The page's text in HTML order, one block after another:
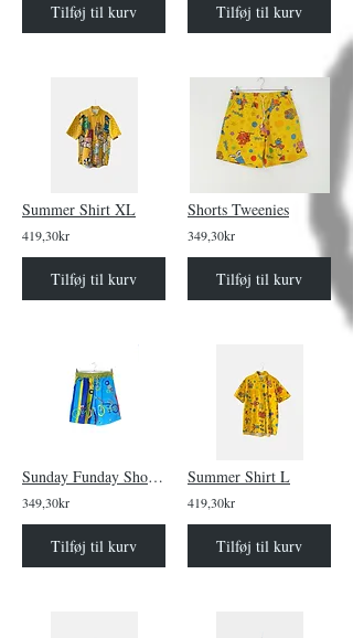
Tilføj til kurv Tilføj til kurv
Summer Shirt XL
419,30kr
Tilføj til kurv
Shorts Tweenies
349,30kr
Tilføj til kurv
Sunday Funday Shorts Bikes
349,30kr
Tilføj til kurv
Summer Shirt L
419,30kr
Tilføj til kurv